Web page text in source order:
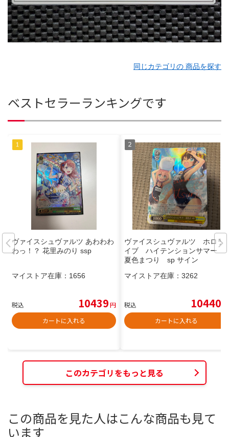
同じカテゴリの 商品を探す
ベストセラーランキングです
ヴァイスシュヴァルツ あわわわ
わっ！？ 花里みのり ssp
マイストア在庫： 1656
税込 10439円
カートに入れる
ヴァイスシュヴァルツ ホロラ
イブ ハイテンションサマー
夏色まつり sp サイン
マイストア在庫： 3262
税込 10440
カートに入れる
このカテゴリをもっと見る
この商品を見た人はこんな商品も見て
います